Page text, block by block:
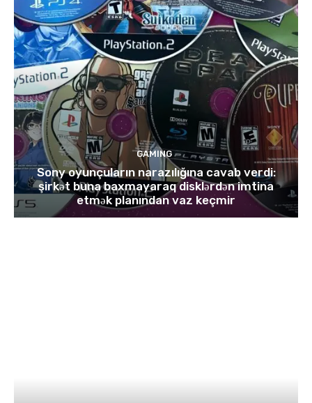
GAMING
Sony oyunçuların narazılığına cavab verdi:
şirkət buna baxmayaraq disklərdən imtina
etmək planından vaz keçmir